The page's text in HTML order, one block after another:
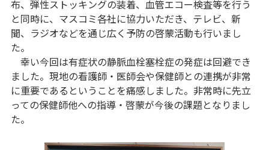
布、弾性ストッキングの装着、血管エコー検査等を行う
と同時に、マスコミ各社に協力いただき、テレビ、新
聞、ラジオなどを通じ広く予防の啓蒙活動も行いまし
た。
幸い今回は有症状の静脈血栓塞栓症の発症は回避でき
ました。現地の看護師・医師会や保健師との連携が非常
に重要であるということを痛感しました。非常時に先立
っての保健師他への指導・啓蒙が今後の課題となりまし
た。